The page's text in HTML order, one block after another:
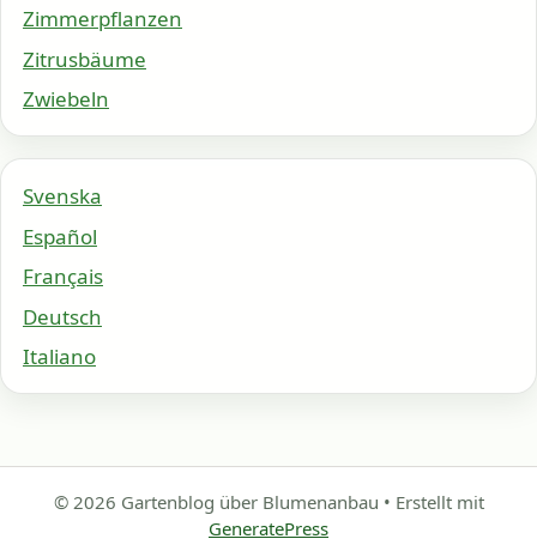
Zimmerpflanzen
Zitrusbäume
Zwiebeln
Svenska
Español
Français
Deutsch
Italiano
© 2026 Gartenblog über Blumenanbau • Erstellt mit
GeneratePress